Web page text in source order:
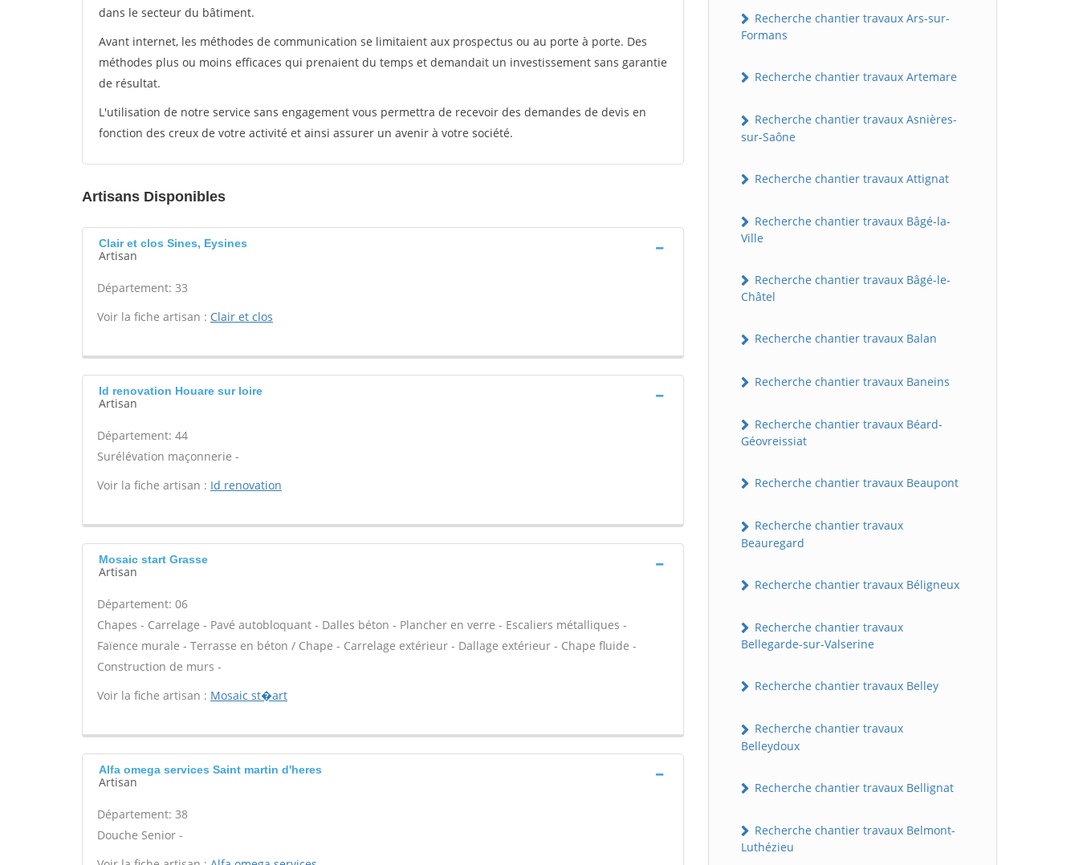
dans le secteur du bâtiment.
Avant internet, les méthodes de communication se limitaient aux prospectus ou au porte à porte. Des
méthodes plus ou moins efficaces qui prenaient du temps et demandait un investissement sans garantie
de résultat.
L'utilisation de notre service sans engagement vous permettra de recevoir des demandes de devis en
fonction des creux de votre activité et ainsi assurer un avenir à votre société.
Artisans Disponibles
Clair et clos Sines, Eysines
Artisan
Département: 33
Voir la fiche artisan : Clair et clos
Id renovation Houare sur loire
Artisan
Département: 44
Surélévation maçonnerie -
Voir la fiche artisan : Id renovation
Mosaic start Grasse
Artisan
Département: 06
Chapes - Carrelage - Pavé autobloquant - Dalles béton - Plancher en verre - Escaliers métalliques -
Faïence murale - Terrasse en béton / Chape - Carrelage extérieur - Dallage extérieur - Chape fluide -
Construction de murs -
Voir la fiche artisan : Mosaic st�art
Alfa omega services Saint martin d'heres
Artisan
Département: 38
Douche Senior -
Recherche chantier travaux Ars-sur-
Formans
Recherche chantier travaux Artemare
Recherche chantier travaux Asnières-
sur-Saône
Recherche chantier travaux Attignat
Recherche chantier travaux Bâgé-la-
Ville
Recherche chantier travaux Bâgé-le-
Châtel
Recherche chantier travaux Balan
Recherche chantier travaux Baneins
Recherche chantier travaux Béard-
Géovreissiat
Recherche chantier travaux Beaupont
Recherche chantier travaux
Beauregard
Recherche chantier travaux Béligneux
Recherche chantier travaux
Bellegarde-sur-Valserine
Recherche chantier travaux Belley
Recherche chantier travaux
Belleydoux
Recherche chantier travaux Bellignat
Recherche chantier travaux Belmont-
Luthézieu